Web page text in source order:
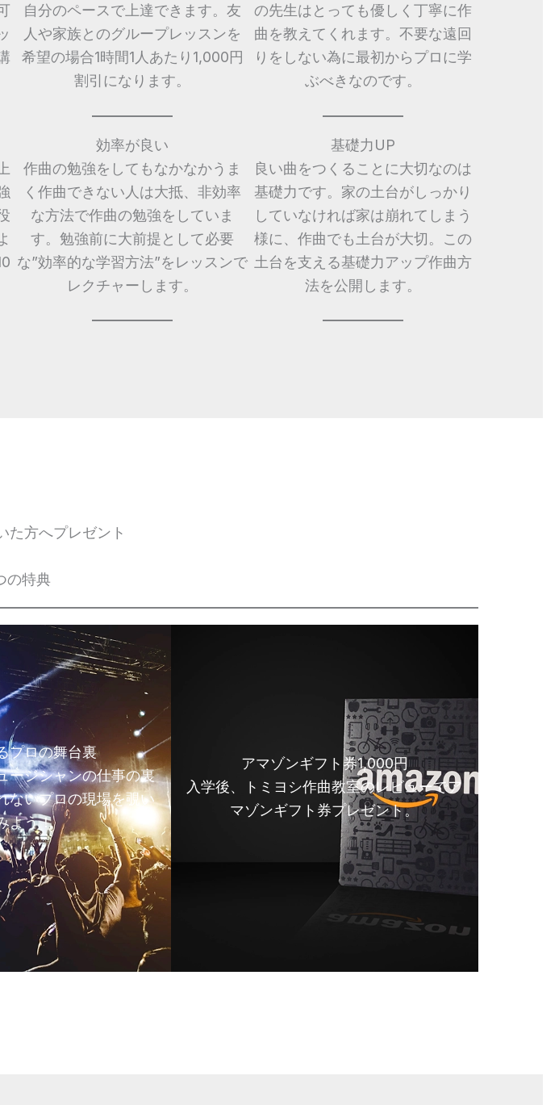
自分のペースで上達できます。友
人や家族とのグループレッスンを
希望の場合1時間1人あたり1,000円
割引になります。
の先生はとっても優しく丁寧に作
曲を教えてくれます。不要な遠回
りをしない為に最初からプロに学
ぶべきなのです。
効率が良い
作曲の勉強をしてもなかなかうま
く作曲できない人は大抵、非効率
な方法で作曲の勉強をしていま
す。勉強前に大前提として必要
な”効率的な学習方法”をレッスンで
レクチャーします。
基礎力UP
良い曲をつくることに大切なのは
基礎力です。家の土台がしっかり
していなければ家は崩れてしまう
様に、作曲でも土台が大切。この
土台を支える基礎力アップ作曲方
法を公開します。
た方へプレゼント
の特典
プロの舞台裏
ージシャンの仕事の裏
ないプロの現場を覗い
よう！
アマゾンギフト券1,000円
入学後、トミヨシ作曲教室のレビューでア
マゾンギフト券プレゼント。